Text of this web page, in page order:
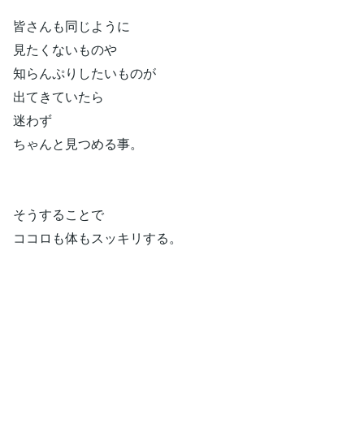
皆さんも同じように
見たくないものや
知らんぷりしたいものが
出てきていたら
迷わず
ちゃんと見つめる事。
そうすることで
ココロも体もスッキリする。